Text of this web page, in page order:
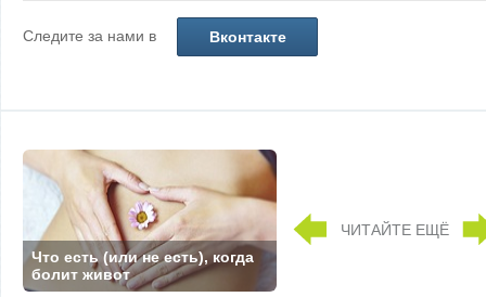
Следите за нами в Вконтакте
Что есть (или не есть), когда
болит живот
ЧИТАЙТЕ ЕЩЁ